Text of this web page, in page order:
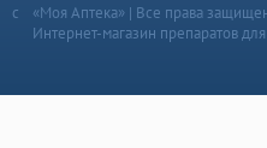
«Моя Аптека» | Все права
Интернет-магазин препаратов